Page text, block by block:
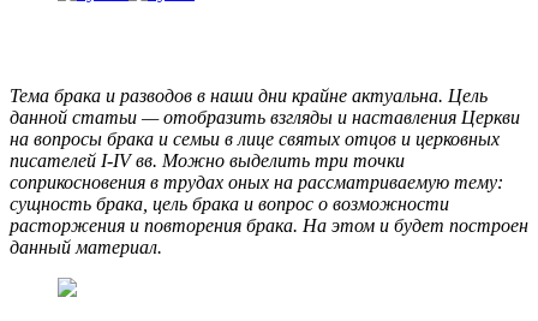
Тема брака и разводов в наши дни крайне актуальна. Цель
данной статьи — отобразить взгляды и наставления Церкви
на вопросы брака и семьи в лице святых отцов и церковных
писателей I-IVвв. Можно выделить три точки
соприкосновения в трудах оных на рассматриваемую тему:
сущность брака, цель брака и вопрос о возможности
расторжения и повторения брака. На этом и будет построен
данный материал.